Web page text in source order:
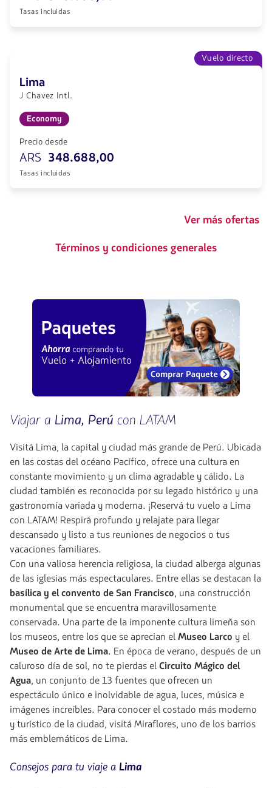
Tasas incluidas
Vuelo directo
Lima
J Chavez Intl.
Economy
Precio desde
ARS 348.688,00
Tasas incluidas
Ver más ofertas
Términos y condiciones generales
Viajar a Lima, Perú con LATAM
Visitá Lima, la capital y ciudad más grande de Perú. Ubicada
en las costas del océano Pacífico, ofrece una cultura en
constante movimiento y un clima agradable y cálido. La
ciudad también es reconocida por su legado histórico y una
gastronomía variada y moderna. ¡Reservá tu vuelo a Lima
con LATAM! Respirá profundo y relajate para llegar
descansado y listo a tus reuniones de negocios o tus
vacaciones familiares.
Con una valiosa herencia religiosa, la ciudad alberga algunas
de las iglesias más espectaculares. Entre ellas se destacan la
basílica y el convento de San Francisco, una construcción
monumental que se encuentra maravillosamente
conservada. Una parte de la imponente cultura limeña son
los museos, entre los que se aprecian elMuseo Larco y el
Museo de Arte de Lima. En época de verano, después de un
caluroso día de sol, no te pierdas elCircuito Mágico del
Agua, un conjunto de 13 fuentes que ofrecen un
espectáculo único e inolvidable de agua, luces, música e
imágenes increíbles. Para conocer el costado más moderno
y turístico de la ciudad, visitá Miraflores, uno de los barrios
más emblemáticos de Lima.
Consejos para tu viaje a Lima